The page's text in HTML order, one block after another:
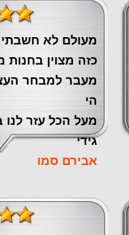
מעולם לא
כזה מצוין ‏בחנות
‏מעבר ‏למבחר
הי
מעל הכל עזר
גידי
אבירם סמו